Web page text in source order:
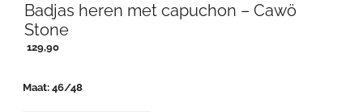
Badjas heren met capuchon – Cawö
Stone
129,90
Maat 46/48